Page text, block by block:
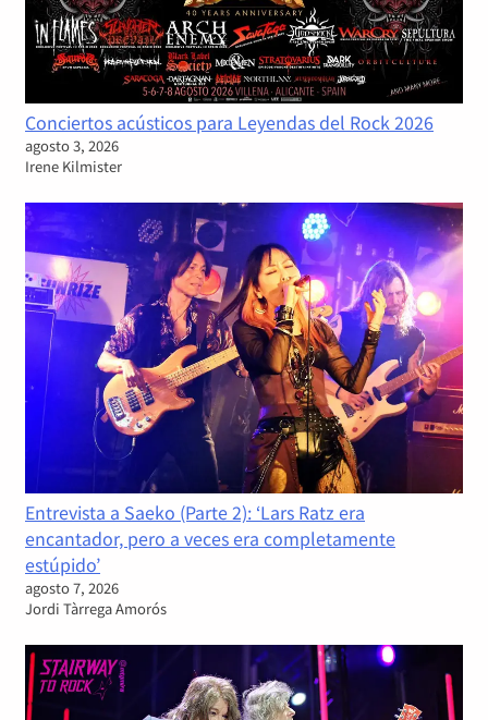
Conciertos acústicos para Leyendas del Rock 2026
agosto 3, 2026
Irene Kilmister
Entrevista a Saeko (Parte 2): ‘Lars Ratz era
encantador, pero a veces era completamente
estúpido’
agosto 7, 2026
Jordi Tàrrega Amorós